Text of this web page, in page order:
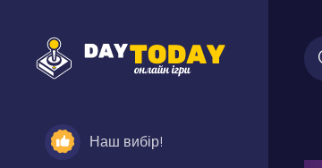
Наш вибір!